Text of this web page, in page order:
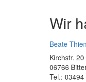
Wir
Beate
Kirchstr. 20
06766
Tel.: